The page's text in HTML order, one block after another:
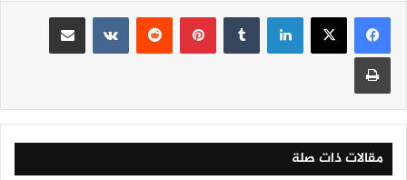
لينكدإن بينتيريست
مقالات ذات صلة